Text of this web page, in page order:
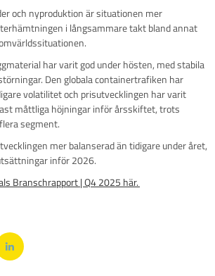
och nyproduktion är situationen mer
i långsammare takt bland annat
har varit god under hösten, med stabila
Den globala containertrafiken har
volatilitet och prisutvecklingen har varit
måttliga höjningar inför årsskiftet, trots
segment.
mer balanserad än tidigare under året,
inför 2026.
Branschrapport | Q4 2025 här.